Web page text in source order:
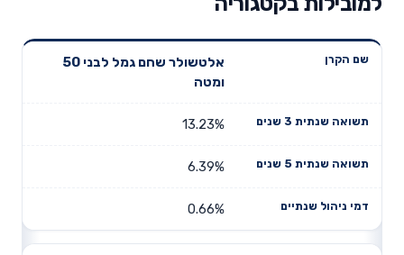
שנתית 3
תשואה
דמי ניהול
אלטשולר שחם גמל לבני 50
ומטה
13.23%
6.39%
0.66%